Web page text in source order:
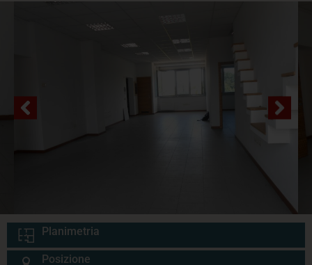
Planimetria
Posizione